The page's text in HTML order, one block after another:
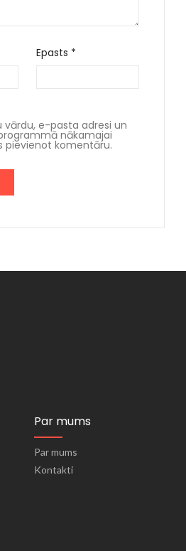
Epasts *
vārdu, e-pasta adresi un
nākamajai
pievienot komentāru.
Par mums
Par mums
Kontakti